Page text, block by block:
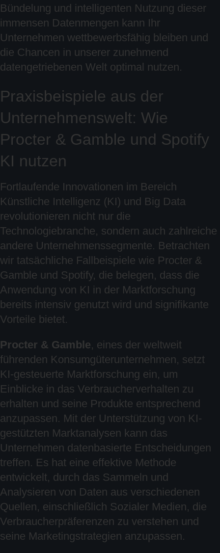
Bündelung und intelligenten Nutzung dieser
immensen Datenmengen kann Ihr
Unternehmen wettbewerbsfähig bleiben und
die Chancen in unserer zunehmend
datengetriebenen Welt optimal nutzen.
Praxisbeispiele aus der
Unternehmenswelt: Wie
Procter & Gamble und Spotify
KI nutzen
Fortlaufende Innovationen im Bereich
Künstliche Intelligenz (KI) und Big Data
revolutionieren nicht nur die
Technologiebranche, sondern auch zahlreiche
andere Unternehmenssegmente. Betrachten
wir tatsächliche Fallbeispiele wie Procter &
Gamble und Spotify, die belegen, dass die
Anwendung von KI in der Marktforschung
bereits intensiv genutzt wird und signifikante
Vorteile bietet.
Procter & Gamble, eines der weltweit
führenden Konsumgüterunternehmen, setzt
KI-gesteuerte Marktforschung ein, um
Einblicke in das Verbraucherverhalten zu
erhalten und seine Produkte entsprechend
anzupassen. Mit der Unterstützung von KI-
gestützten Marktanalysen kann das
Unternehmen datenbasierte Entscheidungen
treffen. Es hat eine effektive Methode
entwickelt, durch das Sammeln und
Analysieren von Daten aus verschiedenen
Quellen, einschließlich Sozialer Medien, die
Verbraucherpräferenzen zu verstehen und
seine Marketingstrategien anzupassen.